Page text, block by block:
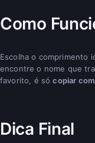
Como
Escolha o comprimento
encontre o nome que
favorito, é sócopiar
Dica Final